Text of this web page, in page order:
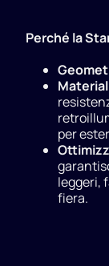
Perché la
per
leggeri,
fiera.